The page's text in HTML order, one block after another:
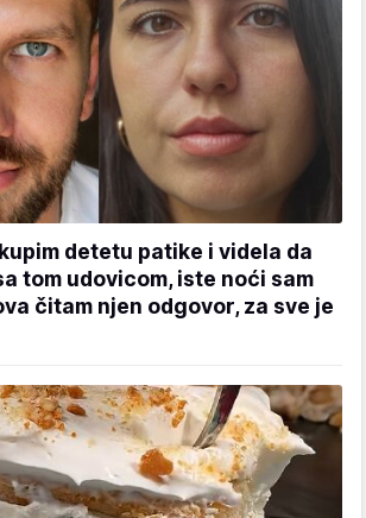
detetu patike i videla da
tom udovicom, iste noći sam
čitam njen odgovor, za sve je